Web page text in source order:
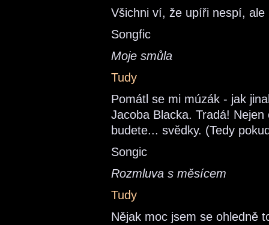
Všichni ví, že upíři nespí,
Songfic
Moje smůla
Tudy
Pomátl se mi múzák - jak
Jacoba Blacka. Tradá!
budete... svědky. (Tedy
Songic
Rozmluva s měsícem
Tudy
Nějak moc jsem se ohledně